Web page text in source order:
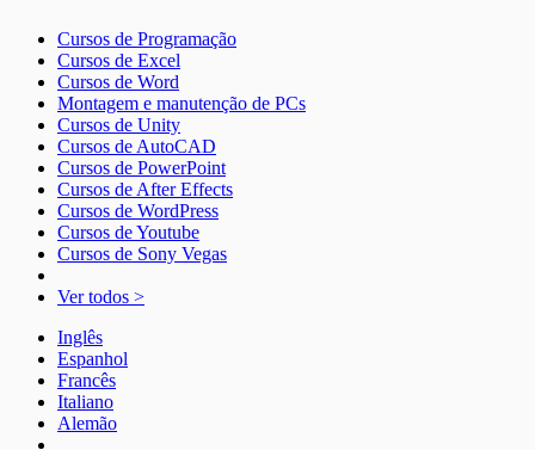
Cursos de Programação
Cursos de Excel
Cursos de Word
Montagem e manutenção de PCs
Cursos de Unity
Cursos de AutoCAD
Cursos de PowerPoint
Cursos de After Effects
Cursos de WordPress
Cursos de Youtube
Cursos de Sony Vegas
Ver todos >
Inglês
Espanhol
Francês
Italiano
Alemão